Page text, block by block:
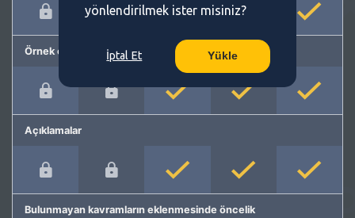
Örnek cümleler
Açıklamalar
Bulunmayan kavramların eklenmesinde öncelik
yönlendirilmek ister misiniz?
İptal Et Yükle